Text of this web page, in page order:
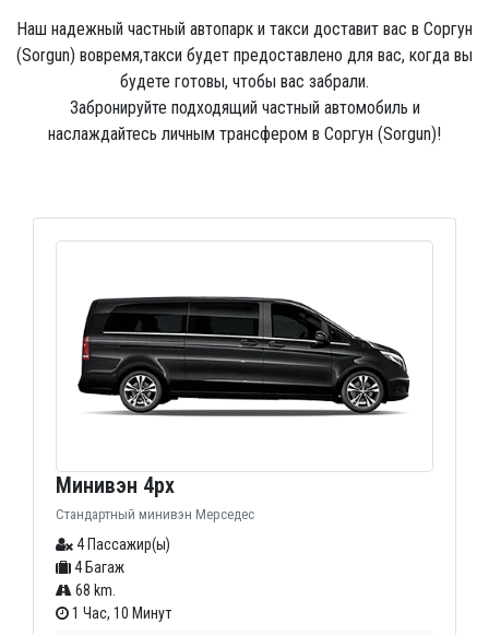
Наш надежный частный автопарк и такси доставит вас в Соргун
(Sorgun) вовремя,такси будет предоставлено для вас, когда вы
будете готовы, чтобы вас забрали.
Забронируйте подходящий частный автомобиль и
наслаждайтесь личным трансфером в Соргун (Sorgun)!
Минивэн 4px
Стандартный минивэн Мерседес
4 Пассажир(ы)
4 Багаж
68 km.
1 Час, 10 Минут